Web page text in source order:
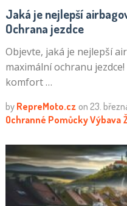
Jaká je nejlepší
Ochrana jezdce
Objevte, jaká je nejlepší
maximální ochranu
komfort …
by RepreMoto.cz on 23.
Ochranné PomůckyVýbava